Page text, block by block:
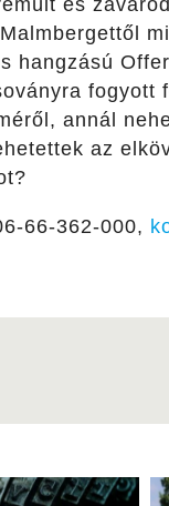
és
hangzású
annál
az
66-362-000,